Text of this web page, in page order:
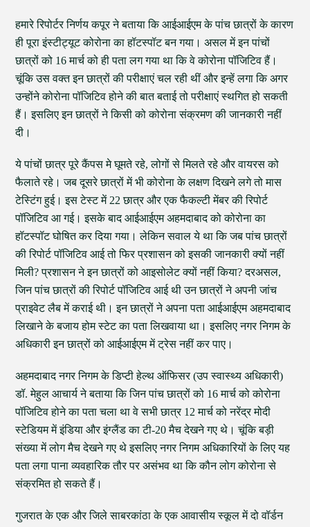
हमारे रिपोर्टर निर्णय कपूर ने बताया कि आईआईएम के पांच छात्रों के कारण
ही पूरा इंस्टीट्यूट कोरोना का हॉटस्पॉट बन गया। असल में इन पांचों
छात्रों को 16 मार्च को ही पता लग गया था कि वे कोरोना पॉजिटिव हैं।
चूंकि उस वक्त इन छात्रों की परीक्षाएं चल रही थीं और इन्हें लगा कि अगर
उन्होंने कोरोना पॉजिटिव होने की बात बताई तो परीक्षाएं स्थगित हो सकती
हैं। इसलिए इन छात्रों ने किसी को कोरोना संक्रमण की जानकारी नहीं
दी।
ये पांचों छात्र पूरे कैंपस मे घूमते रहे, लोगों से मिलते रहे और वायरस को
फैलाते रहे। जब दूसरे छात्रों में भी कोरोना के लक्षण दिखने लगे तो मास
टेस्टिंग हुई। इस टेस्ट में 22 छात्र और एक फैकल्टी मेंबर की रिपोर्ट
पॉजिटिव आ गई। इसके बाद आईआईएम अहमदाबाद को कोरोना का
हॉटस्पॉट घोषित कर दिया गया। लेकिन सवाल ये था कि जब पांच छात्रों
की रिपोर्ट पॉजिटिव आई तो फिर प्रशासन को इसकी जानकारी क्यों नहीं
मिली? प्रशासन ने इन छात्रों को आइसोलेट क्यों नहीं किया? दरअसल,
जिन पांच छात्रों की रिपोर्ट पॉजिटिव आई थी उन छात्रों ने अपनी जांच
प्राइवेट लैब में कराई थी। इन छात्रों ने अपना पता आईआईएम अहमदाबाद
लिखाने के बजाय होम स्टेट का पता लिखवाया था। इसलिए नगर निगम के
अधिकारी इन छात्रों को आईआईएम में ट्रेस नहीं कर पाए।
अहमदाबाद नगर निगम के डिप्टी हेल्थ ऑफिसर (उप स्वास्थ्य अधिकारी)
डॉ. मेहुल आचार्य ने बताया कि जिन पांच छात्रों को 16 मार्च को कोरोना
पॉजिटिव होने का पता चला था वे सभी छात्र 12 मार्च को नरेंद्र मोदी
स्टेडियम में इंडिया और इंग्लैंड का टी-20 मैच देखने गए थे। चूंकि बड़ी
संख्या में लोग मैच देखने गए थे इसलिए नगर निगम अधिकारियों के लिए यह
पता लगा पाना व्यवहारिक तौर पर असंभव था कि कौन लोग कोरोना से
संक्रमित हो सकते हैं।
गुजरात के एक और जिले साबरकांठा के एक आवासीय स्कूल में दो वॉर्डन